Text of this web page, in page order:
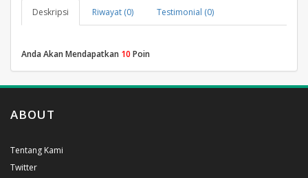
Deskripsi Riwayat (0) Testimonial (0)
Anda Akan Mendapatkan 10 Poin
ABOUT
Tentang Kami
Twitter